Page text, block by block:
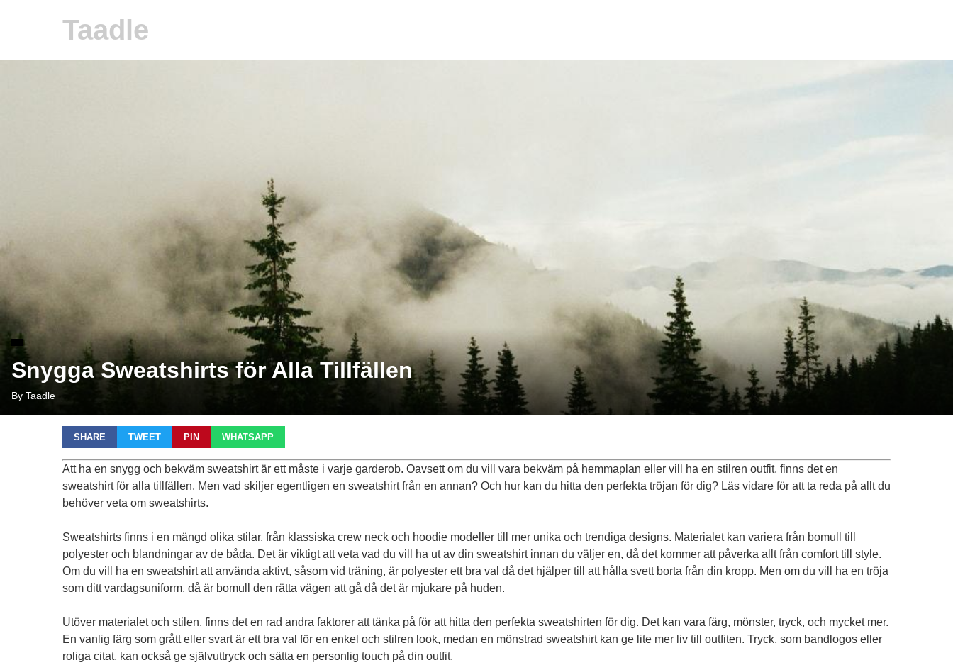
Taadle
Snygga Sweatshirts för Alla Tillfällen
By Taadle
SHARE TWEET PIN WHATSAPP
Att ha en snygg och bekväm sweatshirt är ett måste i varje garderob. Oavsett om du vill vara bekväm på hemmaplan eller vill ha en stilren outfit, finns det en
sweatshirt för alla tillfällen. Men vad skiljer egentligen en sweatshirt från en annan? Och hur kan du hitta den perfekta tröjan för dig? Läs vidare för att ta reda på allt du
behöver veta om sweatshirts.
Sweatshirts finns i en mängd olika stilar, från klassiska crew neck och hoodie modeller till mer unika och trendiga designs. Materialet kan variera från bomull till
polyester och blandningar av de båda. Det är viktigt att veta vad du vill ha ut av din sweatshirt innan du väljer en, då det kommer att påverka allt från comfort till style.
Om du vill ha en sweatshirt att använda aktivt, såsom vid träning, är polyester ett bra val då det hjälper till att hålla svett borta från din kropp. Men om du vill ha en tröja
som ditt vardagsuniform, då är bomull den rätta vägen att gå då det är mjukare på huden.
Utöver materialet och stilen, finns det en rad andra faktorer att tänka på för att hitta den perfekta sweatshirten för dig. Det kan vara färg, mönster, tryck, och mycket mer.
En vanlig färg som grått eller svart är ett bra val för en enkel och stilren look, medan en mönstrad sweatshirt kan ge lite mer liv till outfiten. Tryck, som bandlogos eller
roliga citat, kan också ge självuttryck och sätta en personlig touch på din outfit.